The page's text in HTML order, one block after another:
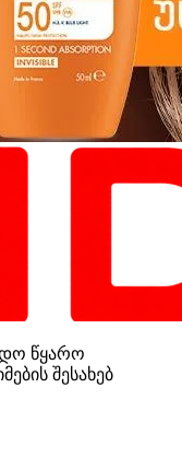
წყარო
შესახებ